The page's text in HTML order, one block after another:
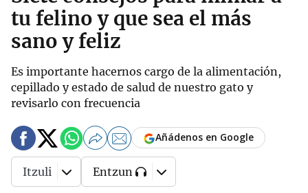
tu felino y que sea el más
sano y feliz
Es importante hacernos cargo de la alimentación,
cepillado y estado de salud de nuestro gato y
revisarlo con frecuencia
Añádenos en Google
Itzuli Entzun